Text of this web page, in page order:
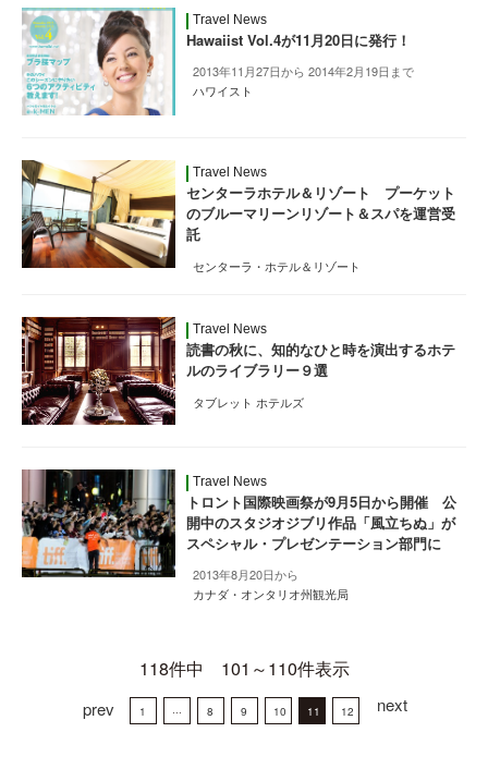
Travel News
Hawaiist Vol.4が11月20日に発行！
2013年11月27日から 2014年2月19日まで
ハワイスト
Travel News
センターラホテル＆リゾート プーケット
のブルーマリーンリゾート＆スパを運営受
託
センターラ・ホテル＆リゾート
Travel News
読書の秋に、知的なひと時を演出するホテ
ルのライブラリー９選
タブレット ホテルズ
Travel News
トロント国際映画祭が9月5日から開催 公
開中のスタジオジブリ作品「風立ちぬ」が
スペシャル・プレゼンテーション部門に
2013年8月20日から
カナダ・オンタリオ州観光局
118件中 101～110件表示
prev 1 ··· 8 9 10 11 12 next